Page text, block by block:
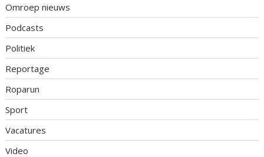
Omroep nieuws
Podcasts
Politiek
Reportage
Roparun
Sport
Vacatures
Video